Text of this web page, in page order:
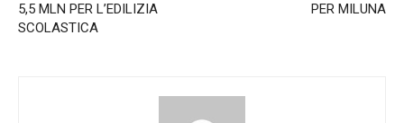
5,5 MLN PER L’EDILIZIA
SCOLASTICA
PER MILUNA